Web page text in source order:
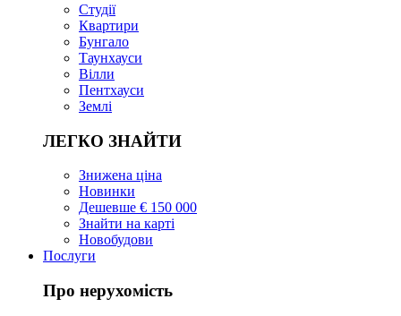
Студії
Квартири
Бунгало
Таунхауси
Вілли
Пентхауси
Землі
ЛЕГКО ЗНАЙТИ
Знижена ціна
Новинки
Дешевше € 150 000
Знайти на карті
Новобудови
Послуги
Про нерухомість